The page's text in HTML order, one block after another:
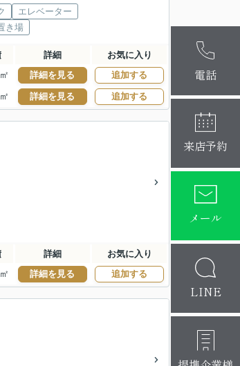
電話
麻布十番本
大阪梅田店
来店予約
メール
LINE
エレベーター
き場
詳細 お気に入り
詳細を見る 追加する
詳細を見る 追加する
詳細 お気に入り
詳細を見る 追加する